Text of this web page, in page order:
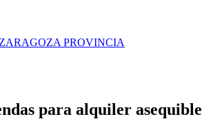
ZARAGOZA PROVINCIA
para alquiler asequible